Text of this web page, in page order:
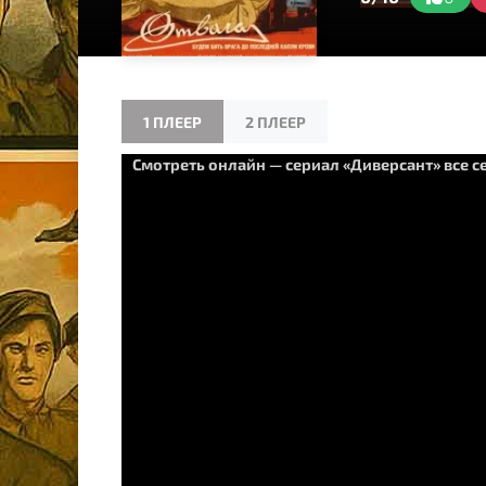
1 ПЛЕЕР 2 ПЛЕЕР
Смотреть онлайн — сериал «Диверсант» все